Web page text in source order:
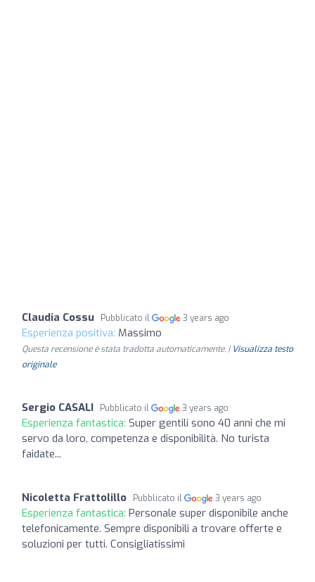
Claudia Cossu Pubblicato il 3 years ago
Esperienza positiva: Massimo
Questa recensione è stata tradotta automaticamente. | Visualizza testo
originale
Sergio CASALI Pubblicato il 3 years ago
Esperienza fantastica: Super gentili sono 40 anni che mi
servo da loro, competenza e disponibilità. No turista
faidate...
Nicoletta Frattolillo Pubblicato il 3 years ago
Esperienza fantastica: Personale super disponibile anche
telefonicamente. Sempre disponibili a trovare offerte e
soluzioni per tutti. Consigliatissimi